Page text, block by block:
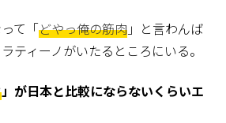
て「どやっ俺の筋肉 」と言わんば
ティーノがいたるところにいる。
」が日本と比較にならないくらいエ